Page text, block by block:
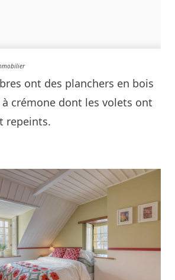
ont des planchers en bois
crémone dont les volets ont
repeints.